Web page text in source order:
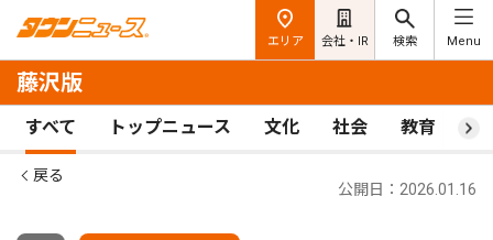
エリア 会社・IR 検索 Menu
藤沢版
すべて トップニュース 文化 社会 教育 ス
戻る
公開日：2026.01.16